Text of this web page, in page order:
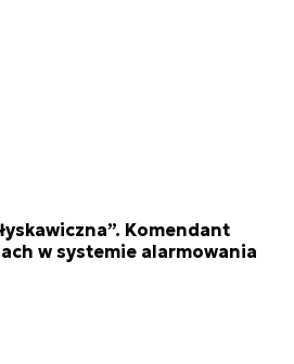
Komendant
w systemie alarmowania